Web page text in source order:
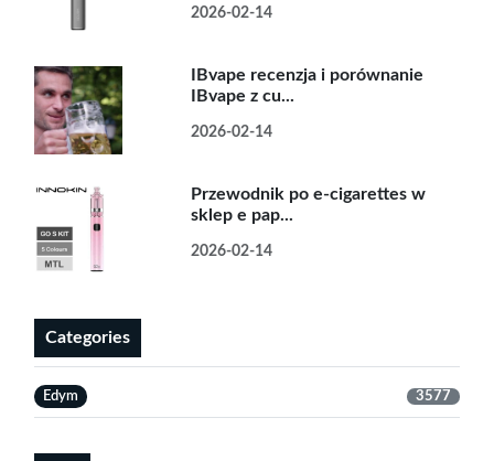
2026-02-14
IBvape recenzja i porównanie
IBvape z cu...
2026-02-14
Przewodnik po e-cigarettes w
sklep e pap...
2026-02-14
Categories
Edym 3577